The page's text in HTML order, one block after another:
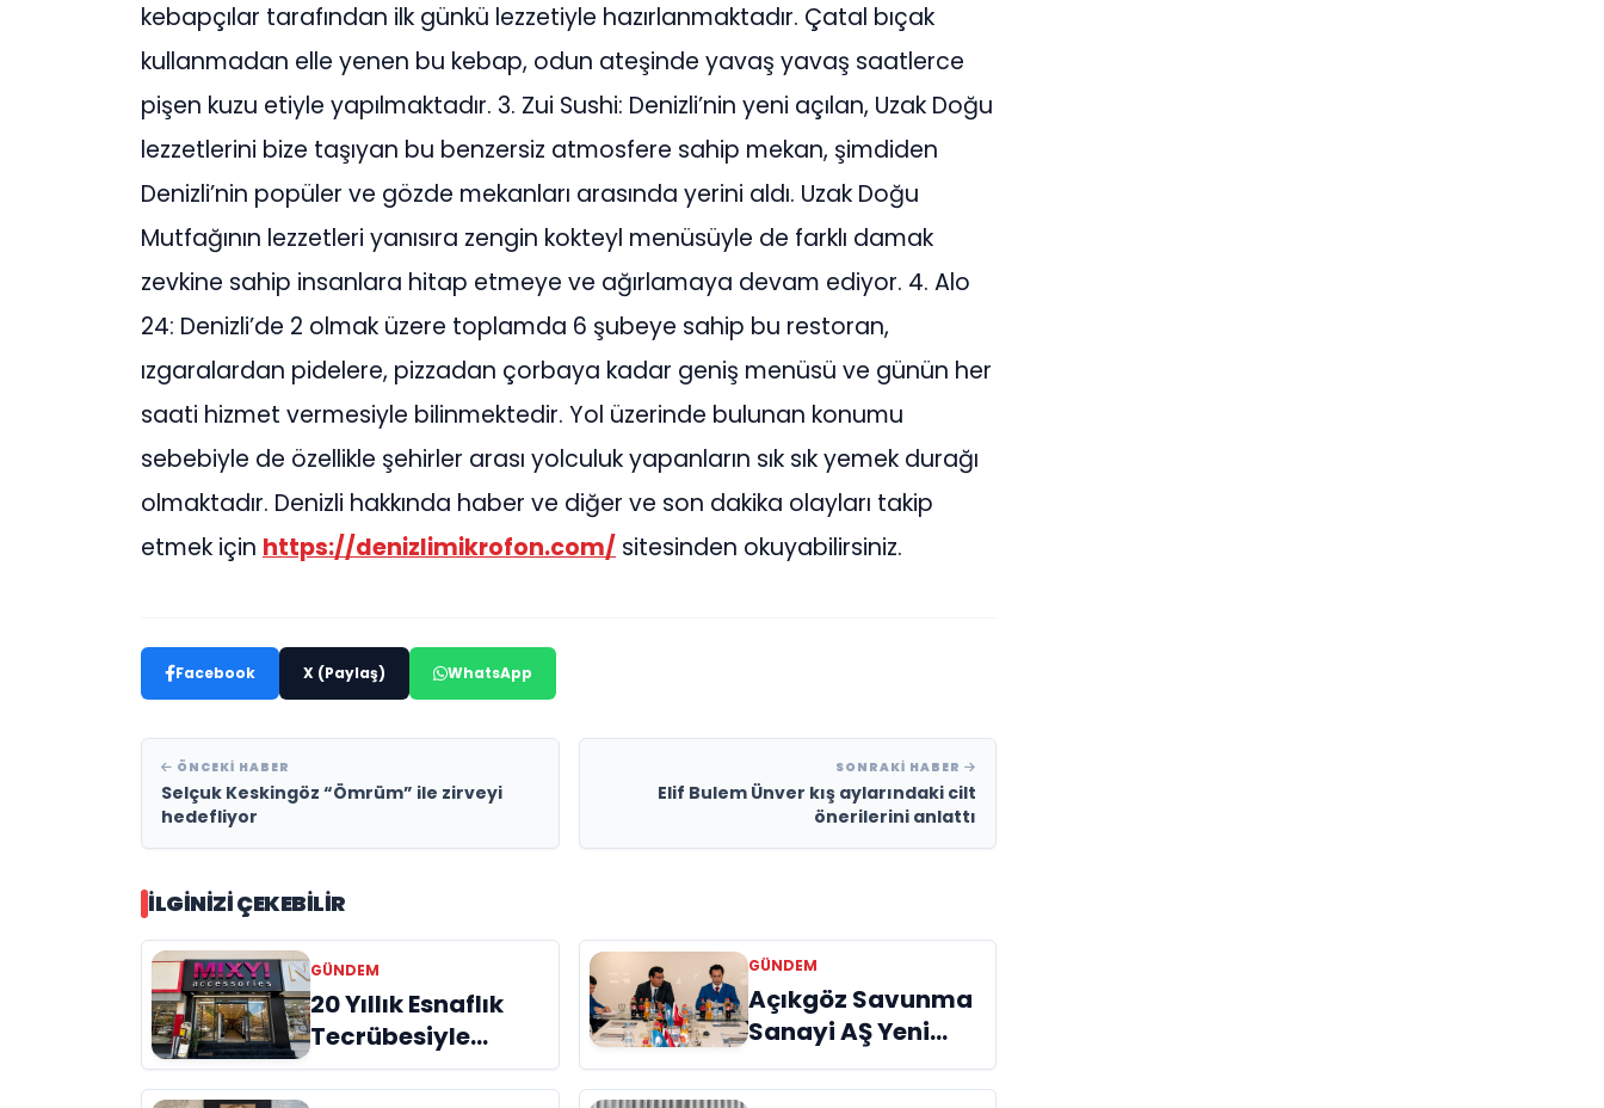
kebapçılar tarafından ilk günkü lezzetiyle hazırlanmaktadır. Çatal bıçak
kullanmadan elle yenen bu kebap, odun ateşinde yavaş yavaş saatlerce
pişen kuzu etiyle yapılmaktadır. 3. Zui Sushi: Denizli’nin yeni açılan, Uzak Doğu
lezzetlerini bize taşıyan bu benzersiz atmosfere sahip mekan, şimdiden
Denizli’nin popüler ve gözde mekanları arasında yerini aldı. Uzak Doğu
Mutfağının lezzetleri yanısıra zengin kokteyl menüsüyle de farklı damak
zevkine sahip insanlara hitap etmeye ve ağırlamaya devam ediyor. 4. Alo
24: Denizli’de 2 olmak üzere toplamda 6 şubeye sahip bu restoran,
ızgaralardan pidelere, pizzadan çorbaya kadar geniş menüsü ve günün her
saati hizmet vermesiyle bilinmektedir. Yol üzerinde bulunan konumu
sebebiyle de özellikle şehirler arası yolculuk yapanların sık sık yemek durağı
olmaktadır. Denizli hakkında haber ve diğer ve son dakika olayları takip
etmek için https://denizlimikrofon.com/ sitesinden okuyabilirsiniz.
Facebook X (Paylaş) WhatsApp
ÖNCEKI HABER
Selçuk Keskingöz “Ömrüm” ile zirveyi
hedefliyor
SONRAKI HABER
Elif Bulem Ünver kış aylarındaki cilt
önerilerini anlattı
İLGINIZI ÇEKEBILIR
GÜNDEM
20 Yıllık Esnaflık
Tecrübesiyle
Kızıltepe'ye Yeni
GÜNDEM
Açıkgöz Savunma
Sanayi AŞ Yeni
Yönetim Kurulunu
Açıkladı ve